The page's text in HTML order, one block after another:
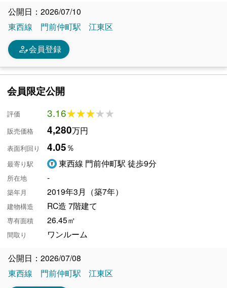
公開日：2026/07/10
東西線
門前仲町駅 江東区
person_edit会員登録
会員限定公開
評価 3.16★★★★★
★★★★★
販売価格 4,280万円
表面利回り 4.05％
最寄り駅 東西線 門前仲町駅 徒歩9分
所在地 -
築年月 2019年3月（築7年）
建物構造 RC造 7階建て
専有面積 26.45㎡
間取り ワンルーム
公開日：2026/07/08
東西線
門前仲町駅 江東区